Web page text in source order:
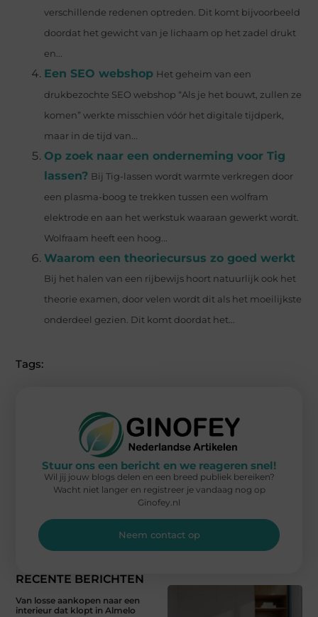
verschillende redenen optreden. Dit komt bijvoorbeeld
doordat het gewicht van je lichaam op het zadel drukt
en...
Een SEO webshop Het geheim van een
drukbezochte SEO webshop “Als je het bouwt, zullen ze
komen” werkte misschien vóór het digitale tijdperk,
maar in de tijd van...
Op zoek naar een onderneming voor Tig
lassen? Bij Tig-lassen wordt warmte verkregen door
een plasma-boog te trekken tussen een wolfram
elektrode en aan het werkstuk waaraan gewerkt wordt.
Wolfraam heeft een hoog...
Waarom een theoriecursus zo goed werkt
Bij het halen van een rijbewijs hoort natuurlijk ook het
theorie examen, door velen wordt dit als het moeilijkste
onderdeel gezien. Dit komt doordat het...
Tags:
RECENTE BERICHTEN
Van losse aankopen naar een
interieur dat klopt in Almelo
Stuur ons een bericht en we reageren snel!
Wil jij jouw blogs delen en een breed publiek bereiken?
Wacht niet langer en registreer je vandaag nog op
Ginofey.nl
Neem contact op